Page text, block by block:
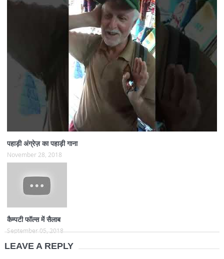
पहाड़ी अंग्रेज़ का पहाड़ी गाना
November 28, 2018
कैम्पटी फॉल्स में सैलाब
September 05, 2018
LEAVE A REPLY